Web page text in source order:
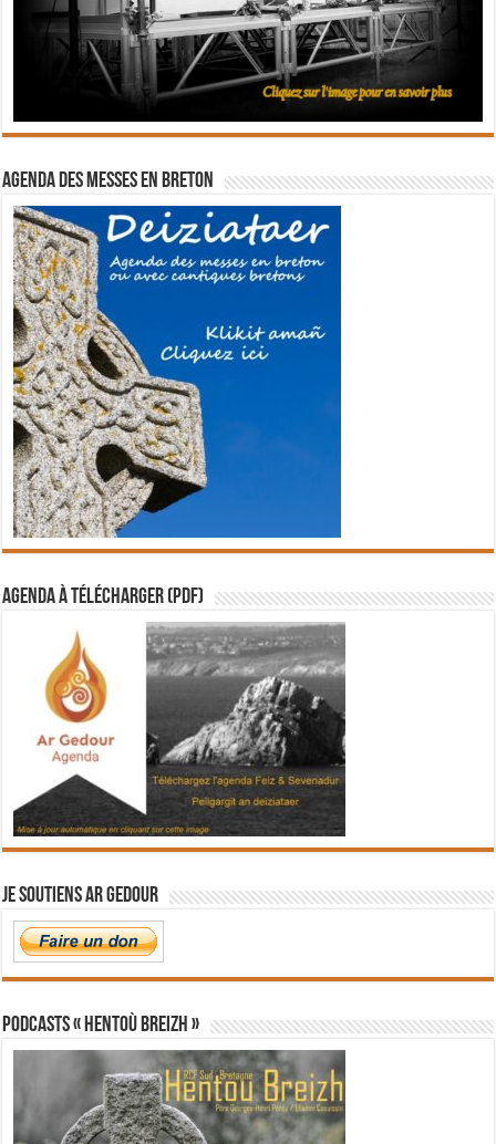
Agenda des messes en breton
Agenda à télécharger (PDF)
Je soutiens Ar Gedour
PODCASTS « Hentoù Breizh »